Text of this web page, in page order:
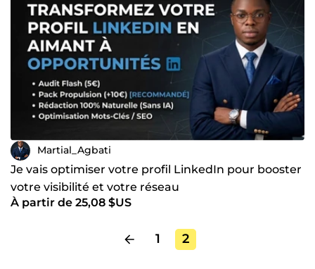
Martial_Agbati
Je vais optimiser votre profil LinkedIn pour booster
votre visibilité et votre réseau
À partir de 25,08 $US
1 2